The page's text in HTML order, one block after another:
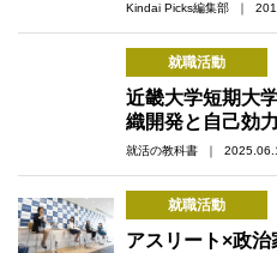
Kindai Picks編集部 ｜
就職活動
近畿大学短期大
織開発と自己効
就活の教科書 ｜
就職活動
アスリート×政